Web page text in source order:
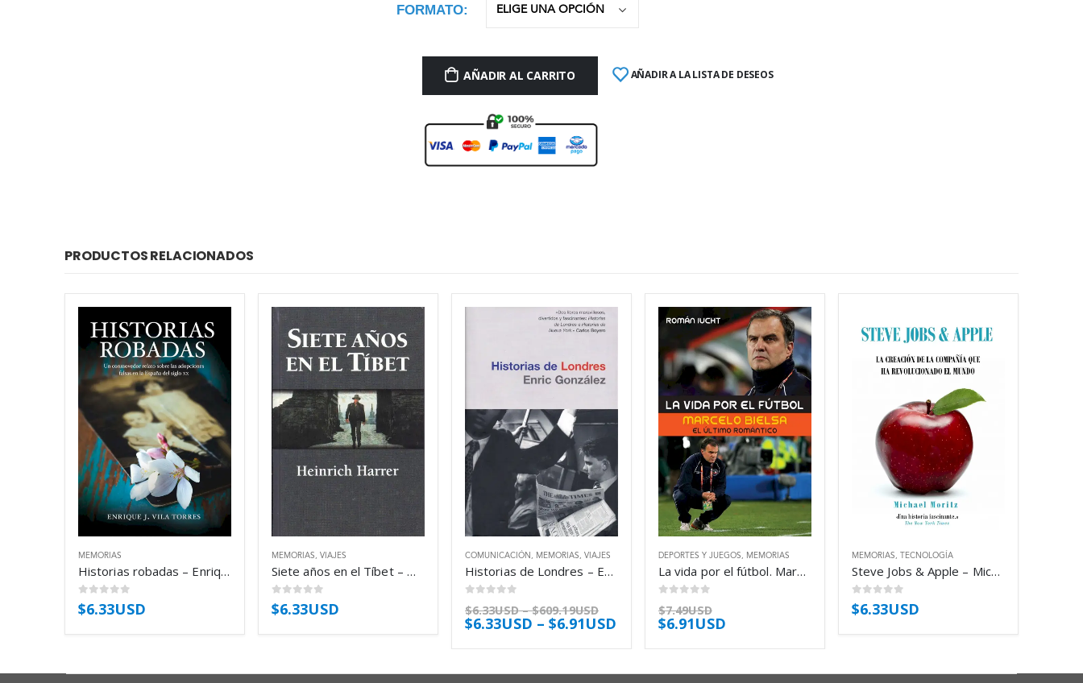
FORMATO
AÑADIR AL CARRITO AÑADIR A LA LISTA DE DESEOS
PRODUCTOS RELACIONADOS
MEMORIAS
Historias robadas – Enrique J. Vila Torres
0out of 5
$6.33USD
MEMORIAS VIAJES
Siete años en el Tíbet – Heinrich Harrer
0out of 5
$6.33USD
COMUNICACIÓN MEMORIAS VIAJES
Historias de Londres – Enric González
$6.33USD–$609.19USD
$6.33USD –$6.91USD
DEPORTES Y JUEGOS MEMORIAS
La vida por el fútbol. Marcelo Bielsa, el último romántico – Román Iucht
$7.49USD
$6.91USD
MEMORIAS TECNOLOGÍA
Steve Jobs & Apple – Michael Moritz
0out of 5
$6.33USD